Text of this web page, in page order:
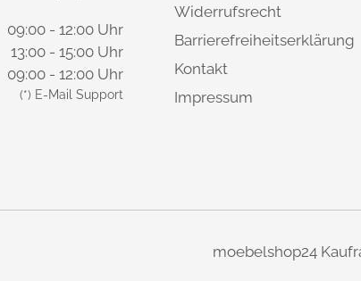
09:00 - 12:00 Uhr
13:00 - 15:00 Uhr
09:00 - 12:00 Uhr
(*) E-Mail Support
Widerrufsrecht
Barrierefreiheitserklärung
Kontakt
Impressum
moebelshop24